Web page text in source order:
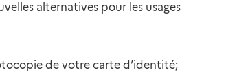
alternatives pour les usages
de votre carte d’identité;